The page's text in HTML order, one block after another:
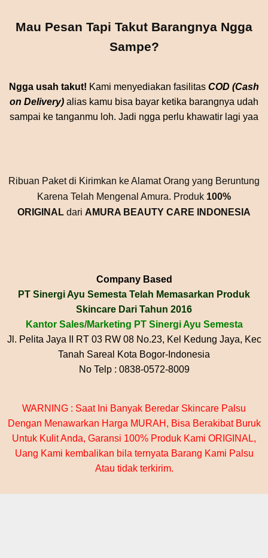
Mau Pesan Tapi Takut Barangnya Ngga
Sampe?
Ngga usah takut! Kami menyediakan fasilitas COD (Cash
on Delivery) alias kamu bisa bayar ketika barangnya udah
sampai ke tanganmu loh. Jadi ngga perlu khawatir lagi yaa
Ribuan Paket di Kirimkan ke Alamat Orang yang Beruntung
Karena Telah Mengenal Amura. Produk 100%
ORIGINAL dari AMURA BEAUTY CARE INDONESIA
Company Based
PT Sinergi Ayu Semesta Telah Memasarkan Produk
Skincare Dari Tahun 2016
Kantor Sales/Marketing PT Sinergi Ayu Semesta
Jl. Pelita Jaya II RT 03 RW 08 No.23, Kel Kedung Jaya, Kec
Tanah Sareal Kota Bogor-Indonesia
No Telp : 0838-0572-8009
WARNING : Saat Ini Banyak Beredar Skincare Palsu
Dengan Menawarkan Harga MURAH, Bisa Berakibat Buruk
Untuk Kulit Anda, Garansi 100% Produk Kami ORIGINAL,
Uang Kami kembalikan bila ternyata Barang Kami Palsu
Atau tidak terkirim.